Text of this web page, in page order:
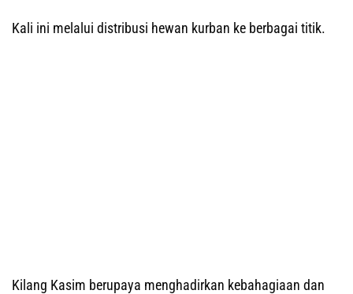
Kali ini melalui distribusi hewan kurban ke berbagai titik.
Kilang Kasim berupaya menghadirkan kebahagiaan dan